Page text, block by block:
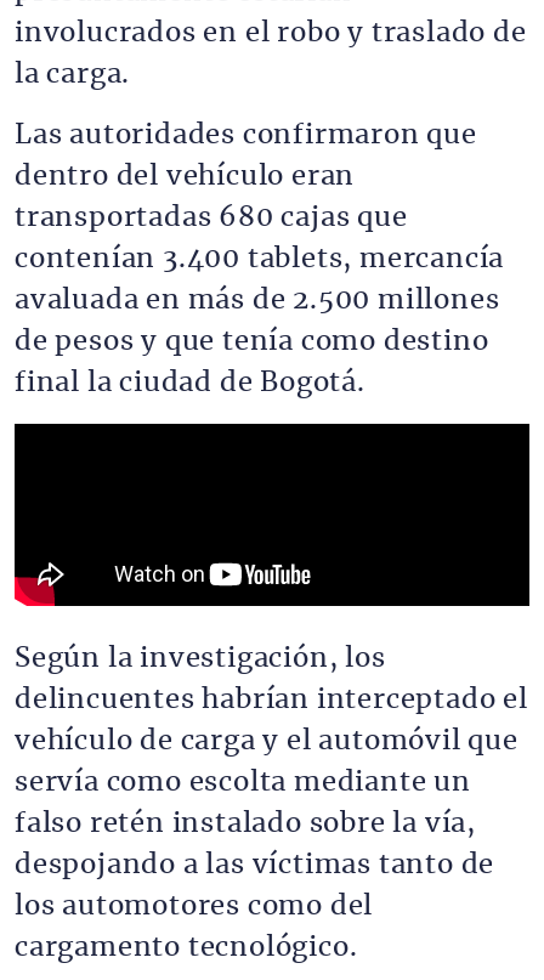
involucrados en el robo y traslado de
la carga.
Las autoridades confirmaron que
dentro del vehículo eran
transportadas 680 cajas que
contenían 3.400 tablets, mercancía
avaluada en más de 2.500 millones
de pesos y que tenía como destino
final la ciudad de Bogotá.
Según la investigación, los
delincuentes habrían interceptado el
vehículo de carga y el automóvil que
servía como escolta mediante un
falso retén instalado sobre la vía,
despojando a las víctimas tanto de
los automotores como del
cargamento tecnológico.